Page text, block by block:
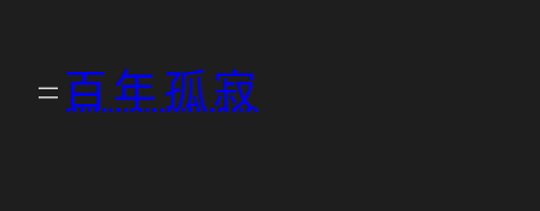
百年孤寂